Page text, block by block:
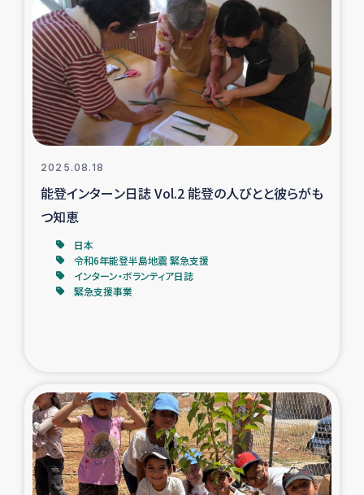
2025.08.18
能登インターン日誌 Vol.2 能登の人びとと彼らがも
つ知恵
日本
令和6年能登半島地震 緊急支援
インターン・ボランティア日誌
緊急支援事業